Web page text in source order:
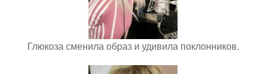
Глюкоза сменила образ и удивила поклонников.